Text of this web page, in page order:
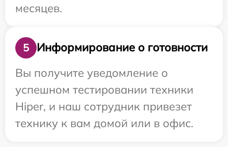
месяцев.
5
Информирование о готовности
Вы получите уведомление о
успешном тестировании техники
Hiper, и наш сотрудник привезет
технику к вам домой или в офис.